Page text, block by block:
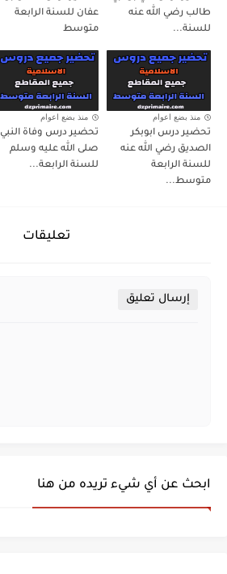
طالب رضي الله عنه
للسنة...
عفان للسنة الرابعة
متوسط
منذ بضع اعوام
تحضير درس ابوبكر
الصديق رضي الله عنه
للسنة الرابعة
متوسط...
منذ بضع اعوام
تحضير درس وفاة النبي
صلى الله عليه وسلم
للسنة الرابعة...
تعليقات
إرسال تعليق
ابحث عن أي شيء تريده من هنا